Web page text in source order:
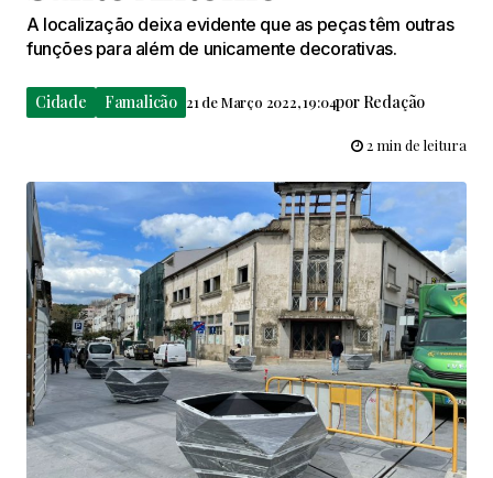
A localização deixa evidente que as peças têm outras
funções para além de unicamente decorativas.
Cidade Famalicão 21 de Março 2022, 19:04por Redação
2 min de leitura